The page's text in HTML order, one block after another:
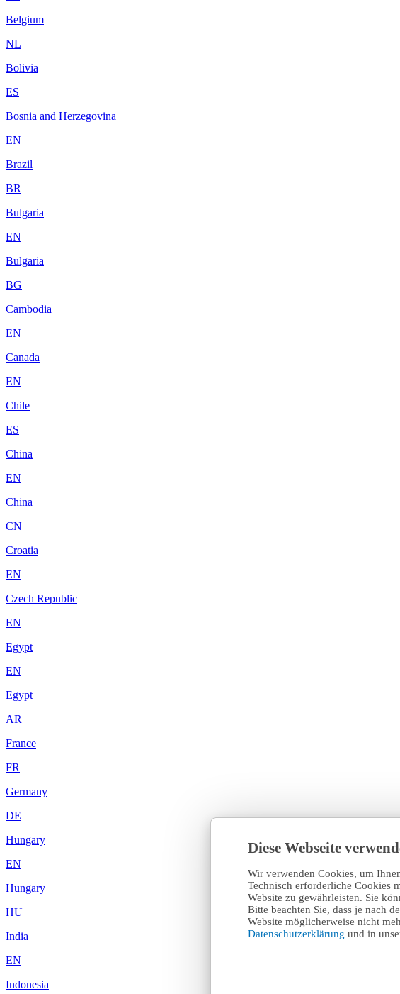
Diese Webseite
Wir verwenden Cookies, um
Technisch erforderliche Cookies
Website zu gewährleisten. Sie
Bitte beachten Sie, dass je nach
Website möglicherweise nicht
Datenschutzerklärung und in
Belgium
NL
Bolivia
ES
Bosnia and Herzegovina
EN
Brazil
BR
Bulgaria
EN
Bulgaria
BG
Cambodia
EN
Canada
EN
Chile
ES
China
EN
China
CN
Croatia
EN
Czech Republic
EN
Egypt
EN
Egypt
AR
France
FR
Germany
DE
Hungary
EN
Hungary
HU
India
EN
Indonesia